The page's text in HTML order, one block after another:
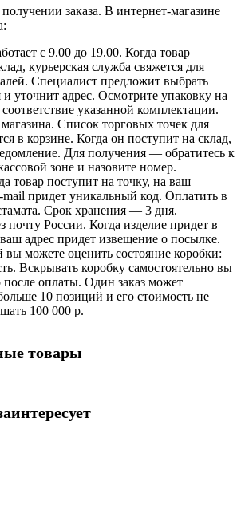
заказа. В интернет-магазине
с 9.00 до 19.00. Когда товар
курьерская служба свяжется для
Специалист предложит выбрать
и уточнит адрес. Осмотрите упаковку на
указанной комплектации.
Список торговых точек для
в корзине. Когда он поступит на склад,
Для получения — обратитесь к
зоне и назовите номер.
товар поступит на точку, на ваш
придет уникальный код. Оплатить в
Срок хранения — 3 дня.
почту России. Когда изделие придет в
адрес придет извещение о посылке.
вы можете оценить состояние коробки:
Вскрывать коробку самостоятельно вы
после оплаты. Один заказ может
10 позиций и его стоимость не
100 000 р.
товары